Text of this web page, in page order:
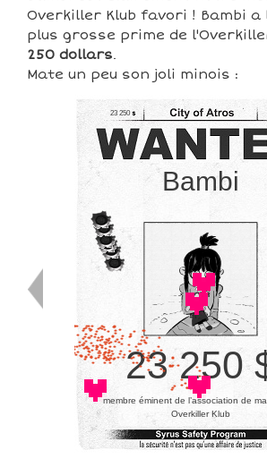
Overkiller Klub favori ! Bambi a
plus grosse prime de
250 dollars.
Mate un peu son joli minois :
23 250
Bambi
23 250
membre éminent de l’association de
Overkiller Klub